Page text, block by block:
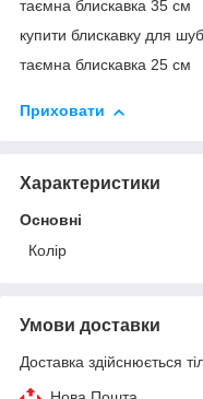
таємна блискавка 35 см
купити блискавку для
таємна блискавка 25 см
Приховати
Характеристики
Основні
Колір
Умови доставки
Доставка здійснюється